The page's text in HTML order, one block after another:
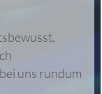
uns rundum